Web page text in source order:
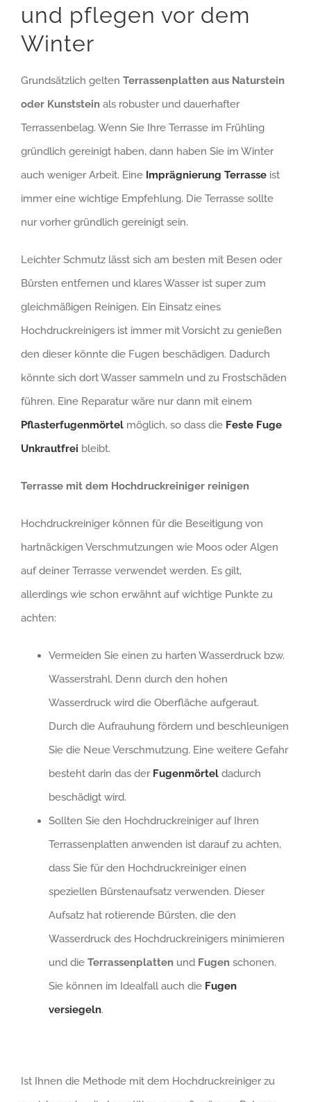
und pflegen vor dem
Winter
Grundsätzlich gelten Terrassenplatten aus Naturstein
oder Kunststein als robuster und dauerhafter
Terrassenbelag. Wenn Sie Ihre Terrasse im Frühling
gründlich gereinigt haben, dann haben Sie im Winter
auch weniger Arbeit. Eine Imprägnierung Terrasse ist
immer eine wichtige Empfehlung. Die Terrasse sollte
nur vorher gründlich gereinigt sein.
Leichter Schmutz lässt sich am besten mit Besen oder
Bürsten entfernen und klares Wasser ist super zum
gleichmäßigen Reinigen. Ein Einsatz eines
Hochdruckreinigers ist immer mit Vorsicht zu genießen
den dieser könnte die Fugen beschädigen. Dadurch
könnte sich dort Wasser sammeln und zu Frostschäden
führen. Eine Reparatur wäre nur dann mit einem
Pflasterfugenmörtel möglich, so dass die Feste Fuge
Unkrautfrei bleibt.
Terrasse mit dem Hochdruckreiniger reinigen
Hochdruckreiniger können für die Beseitigung von
hartnäckigen Verschmutzungen wie Moos oder Algen
auf deiner Terrasse verwendet werden. Es gilt,
allerdings wie schon erwähnt auf wichtige Punkte zu
achten:
Vermeiden Sie einen zu harten Wasserdruck bzw.
Wasserstrahl. Denn durch den hohen
Wasserdruck wird die Oberfläche aufgeraut.
Durch die Aufrauhung fördern und beschleunigen
Sie die Neue Verschmutzung. Eine weitere Gefahr
besteht darin das der Fugenmörtel dadurch
beschädigt wird.
Sollten Sie den Hochdruckreiniger auf Ihren
Terrassenplatten anwenden ist darauf zu achten,
dass Sie für den Hochdruckreiniger einen
speziellen Bürstenaufsatz verwenden. Dieser
Aufsatz hat rotierende Bürsten, die den
Wasserdruck des Hochdruckreinigers minimieren
und die Terrassenplatten und Fugen schonen.
Sie können im Idealfall auch die Fugen
versiegeln.
Ist Ihnen die Methode mit dem Hochdruckreiniger zu